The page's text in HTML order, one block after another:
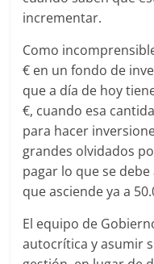
incrementar.
Como
€ en un fondo de
que a día de hoy
€, cuando esa
para hacer
grandes olvidados
pagar lo que se
que asciende ya a
El equipo de
autocrítica y asumir